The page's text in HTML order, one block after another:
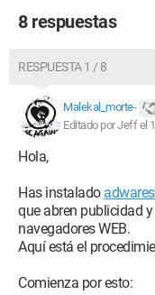
8 respuestas
RESPUESTA 1 / 8
Malekal_morte-
Editado por Jeff el
Hola,
Has instalado
que abren publicidad
navegadores WEB.
Aquí está el
Comienza por esto: